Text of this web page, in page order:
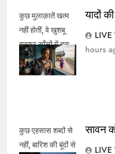
कुछ मुलाक़ातें खत्म
नहीं होतीं, वे खुशबू
बनकर साँसों में बस
जाती हैं।
यादों
LIVE
hours
कुछ एहसास शब्दों से
नहीं, बारिश की बूंदों से
सावन
LIVE